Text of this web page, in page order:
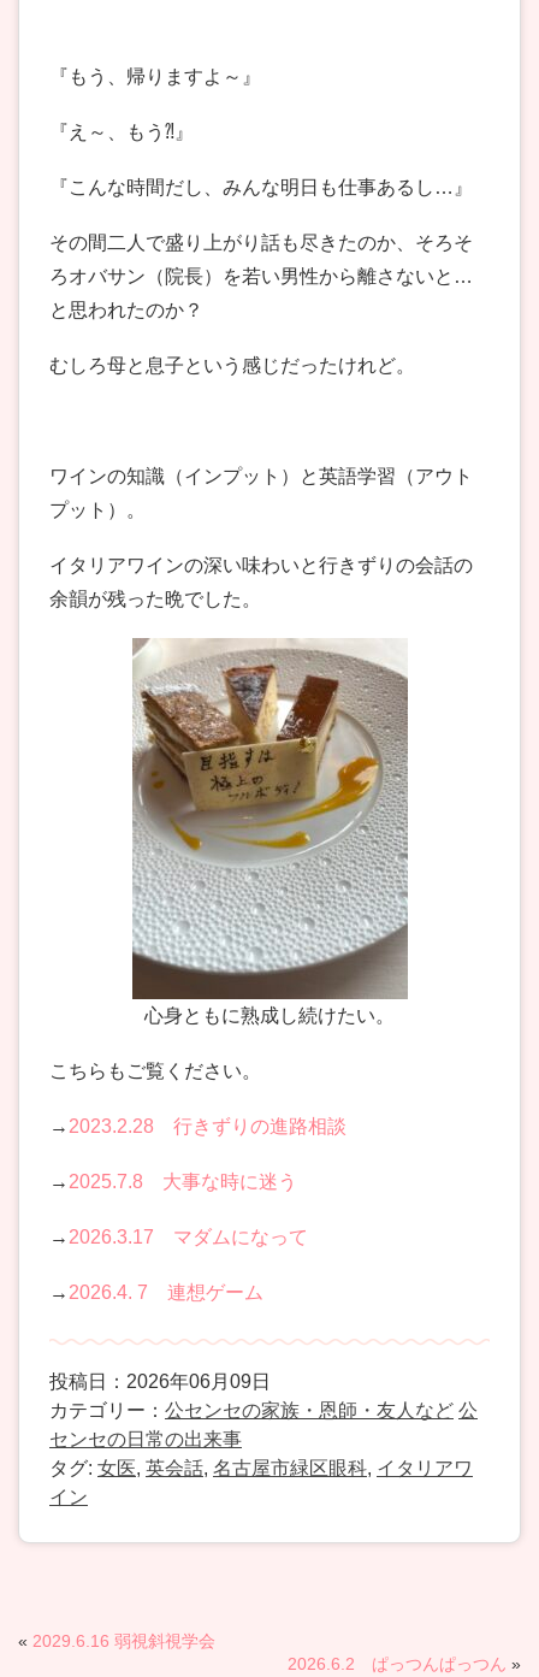
『もう、帰りますよ～』
『え～、もう⁈』
『こんな時間だし、みんな明日も仕事あるし…』
その間二人で盛り上がり話も尽きたのか、そろそ
ろオバサン（院長）を若い男性から離さないと…
と思われたのか？
むしろ母と息子という感じだったけれど。
ワインの知識（インプット）と英語学習（アウト
プット）。
イタリアワインの深い味わいと行きずりの会話の
余韻が残った晩でした。
心身ともに熟成し続けたい。
こちらもご覧ください。
→ 2023.2.28 行きずりの進路相談
→ 2025.7.8 大事な時に迷う
→ 2026.3.17 マダムになって
→ 2026.4. 7 連想ゲーム
投稿日：2026年06月09日
カテゴリー： 公センセの家族・恩師・友人など 公
センセの日常の出来事
タグ: 女医, 英会話, 名古屋市緑区眼科, イタリアワ
イン
« 2029.6.16 弱視斜視学会
2026.6.2 ぱっつんぱっつん »